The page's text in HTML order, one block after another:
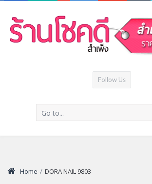
Follow Us
Go to...
Home / DORA NAIL 9803